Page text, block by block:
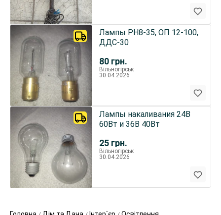
80 грн.
Лампы РН8-35, ОП 12-100,
ДДС-30
Вільногірськ
30.04.2026
25 грн.
Лампы накаливания 24В
60Вт и 36В 40Вт
Вільногірськ
30.04.2026